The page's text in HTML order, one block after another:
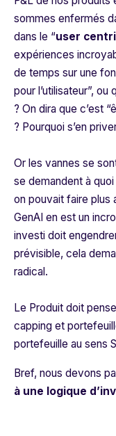
sommes enfermés
dans le “user
expériences
de temps sur une
pour l’utilisateur”, ou
? On dira que c’est “
? Pourquoi s’en
Or les vannes se
se demandent à
on pouvait faire plus
GenAI en est un
investi doit
prévisible, cela
radical.
Le Produit doit
capping et
portefeuille au sens
Bref, nous devons
à une logique